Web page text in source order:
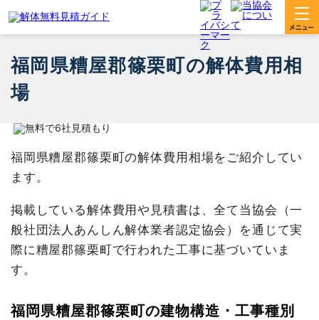
福岡県糟屋郡篠栗町の解体費用相
場
福岡県糟屋郡篠栗町の解体費用相場をご紹介してい
ます。
掲載している解体費用や見積書は、全て当協会（一
般社団法人あんしん解体業者認定協会）を通じて実
際に糟屋郡篠栗町で行われた工事に基づいていま
す。
福岡県糟屋郡篠栗町の建物構造・工事種別